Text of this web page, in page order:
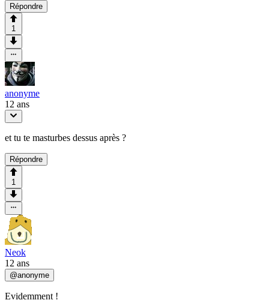
Répondre
1
anonyme
12 ans
et tu te masturbes dessus après ?
Répondre
1
Neok
12 ans
@anonyme
Evidemment !